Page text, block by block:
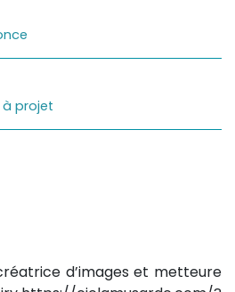
à projet
d’images et metteure